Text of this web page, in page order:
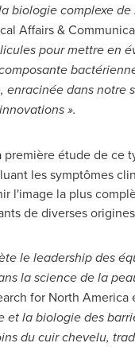
biologie complexe
Affairs &
pour mettre en
dans
».
étude de ce
les symptômes
l'image la plus
de diverses
le leadership des
la science de la
for North
et la biologie des
du cuir chevelu,